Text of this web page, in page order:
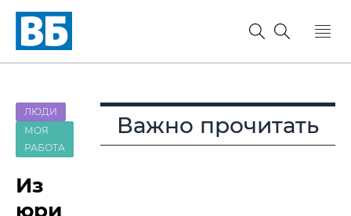
ЛЮДИ
МОЯ
РАБОТА
Из
юри
Важно прочитать